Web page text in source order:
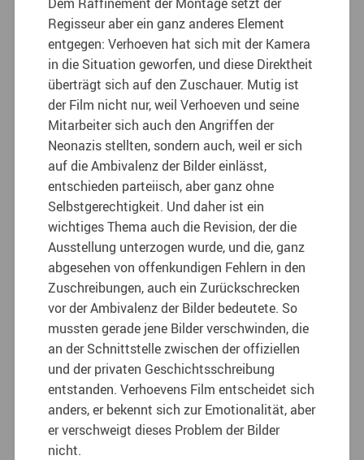
Regisseur aber ein ganz anderes Element
entgegen: Verhoeven hat sich mit der Kamera
in die Situation geworfen, und diese Direktheit
überträgt sich auf den Zuschauer. Mutig ist
der Film nicht nur, weil Verhoeven und seine
Mitarbeiter sich auch den Angriffen der
Neonazis stellten, sondern auch, weil er sich
auf die Ambivalenz der Bilder einlässt,
entschieden parteiisch, aber ganz ohne
Selbstgerechtigkeit. Und daher ist ein
wichtiges Thema auch die Revision, der die
Ausstellung unterzogen wurde, und die, ganz
abgesehen von offenkundigen Fehlern in den
Zuschreibungen, auch ein Zurückschrecken
vor der Ambivalenz der Bilder bedeutete. So
mussten gerade jene Bilder verschwinden, die
an der Schnittstelle zwischen der offiziellen
und der privaten Geschichtsschreibung
entstanden. Verhoevens Film entscheidet sich
anders, er bekennt sich zur Emotionalität, aber
er verschweigt dieses Problem der Bilder
nicht.